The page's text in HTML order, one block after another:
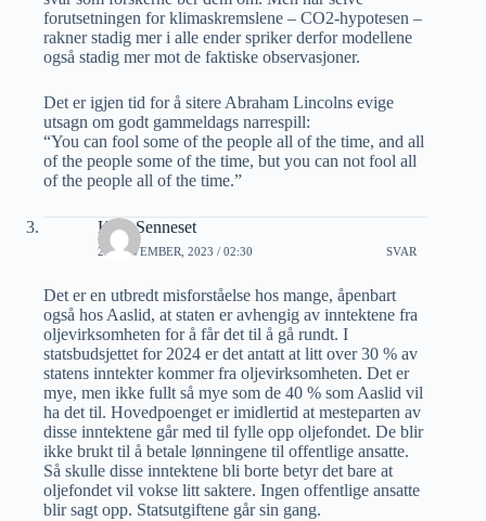
forutsetningen for klimaskremslene – CO2-hypotesen –
rakner stadig mer i alle ender spriker derfor modellene
også stadig mer mot de faktiske observasjoner.
Det er igjen tid for å sitere Abraham Lincolns evige
utsagn om godt gammeldags narrespill:
“You can fool some of the people all of the time, and all
of the people some of the time, but you can not fool all
of the people all of the time.”
Kjell Senneset
20 NOVEMBER, 2023 / 02:30 SVAR
Det er en utbredt misforståelse hos mange, åpenbart
også hos Aaslid, at staten er avhengig av inntektene fra
oljevirksomheten for å får det til å gå rundt. I
statsbudsjettet for 2024 er det antatt at litt over 30 % av
statens inntekter kommer fra oljevirksomheten. Det er
mye, men ikke fullt så mye som de 40 % som Aaslid vil
ha det til. Hovedpoenget er imidlertid at mesteparten av
disse inntektene går med til fylle opp oljefondet. De blir
ikke brukt til å betale lønningene til offentlige ansatte.
Så skulle disse inntektene bli borte betyr det bare at
oljefondet vil vokse litt saktere. Ingen offentlige ansatte
blir sagt opp. Statsutgiftene går sin gang.